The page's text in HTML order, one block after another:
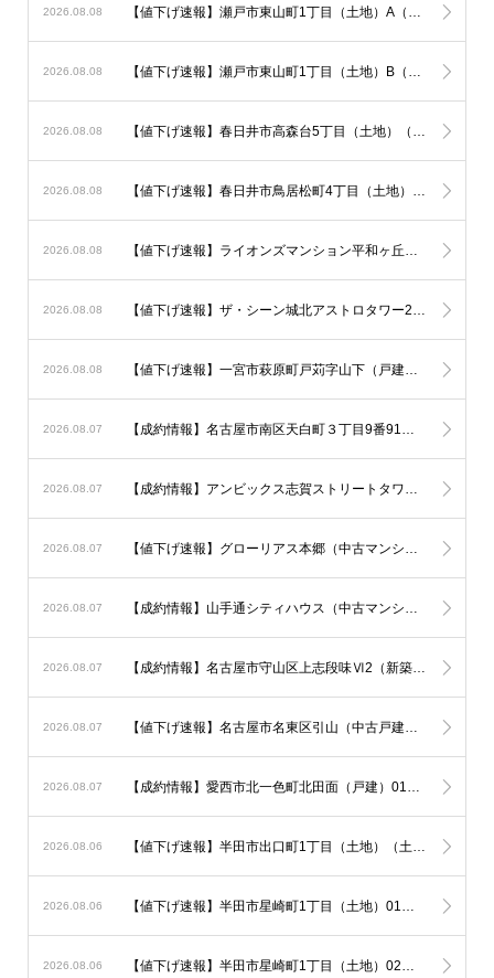
2026.08.08
2026.08.08
2026.08.08
2026.08.08
2026.08.08
2026.08.08
2026.08.08 【値下げ速報】一宮市萩原町戸苅字山下（戸建）A（新築一戸建て）が200万円ダウン！
2026.08.07
2026.08.07
2026.08.07
2026.08.07
2026.08.07 【成約情報】名古屋市守山区上志段味Ⅵ2（新築一戸建て）が販売終了
2026.08.07 【値下げ速報】名古屋市名東区引山（中古戸建）（一戸建て）が100万円ダウン！
2026.08.07
2026.08.06
2026.08.06
2026.08.06